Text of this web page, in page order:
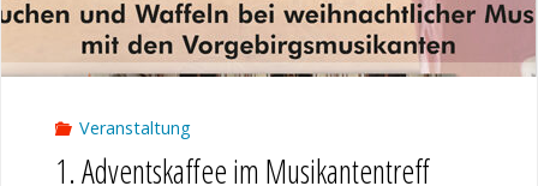
Veranstaltung
1. Adventskaffee im Musikantentreff